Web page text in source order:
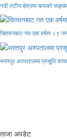
नदी तटीय क्षेत्रमा बाघको
चितवनबाट गत एक वर्षमा ८९
भरतपुर अस्पतालमा प्रसूति
ताजा अपडेट